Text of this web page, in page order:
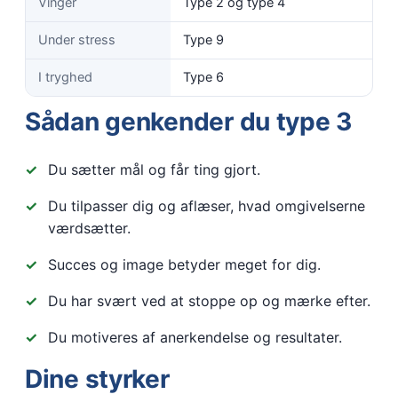
Under stress Type 9
I tryghed Type 6
Sådan genkender du type 3
Du sætter mål og får ting gjort.
Du tilpasser dig og aflæser, hvad omgivelserne
værdsætter.
Succes og image betyder meget for dig.
Du har svært ved at stoppe op og mærke efter.
Du motiveres af anerkendelse og resultater.
Dine styrker